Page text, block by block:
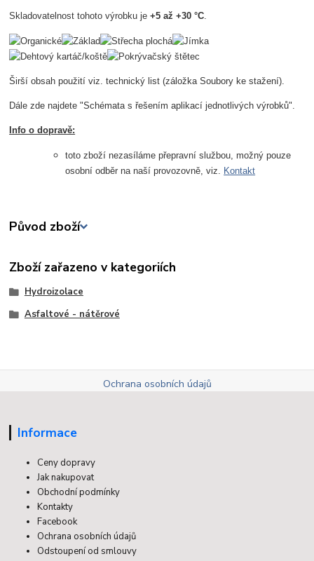
Skladovatelnost tohoto výrobku je+5 až +30 °C.
Širší obsah použití viz. technický list (záložka Soubory ke stažení).
Dále zde najdete "Schémata s řešením aplikací jednotlivých výrobků".
Info o dopravě:
toto zboží nezasíláme přepravní službou, možný pouze
osobní odběr na naší provozovně, viz. Kontakt
Původ zboží
Zboží zařazeno v kategoriích
Hydroizolace
Asfaltové - nátěrové
Ochrana osobních údajů
Informace
Ceny dopravy
Jak nakupovat
Obchodní podmínky
Kontakty
Facebook
Ochrana osobních údajů
Odstoupení od smlouvy